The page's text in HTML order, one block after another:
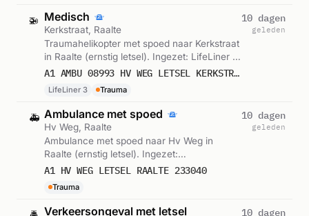
🚁 Medisch
Kerkstraat, Raalte
Traumahelikopter met spoed naar Kerkstraat
in Raalte (ernstig letsel). Ingezet: LifeLiner 3.
Gemeld om 20:46.
A1 AMBU 08993 HV WEG LETSEL KERKSTRAAT RAALTE RIT 233043 REGIO 4
LifeLiner 3 Trauma
10 dagen
geleden
🚑 Ambulance met spoed
Hv Weg, Raalte
Ambulance met spoed naar Hv Weg in
Raalte (ernstig letsel). Ingezet:
Hulpverleningsvoertuig. Gemeld om 20:46.
A1 HV WEG LETSEL RAALTE 233040
Trauma
10 dagen
geleden
Verkeersongeval met letsel 10 dagen